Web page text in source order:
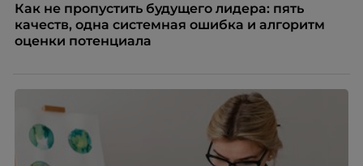
Как не пропустить будущего лидера: пять
качеств, одна системная ошибка и алгоритм
оценки потенциала